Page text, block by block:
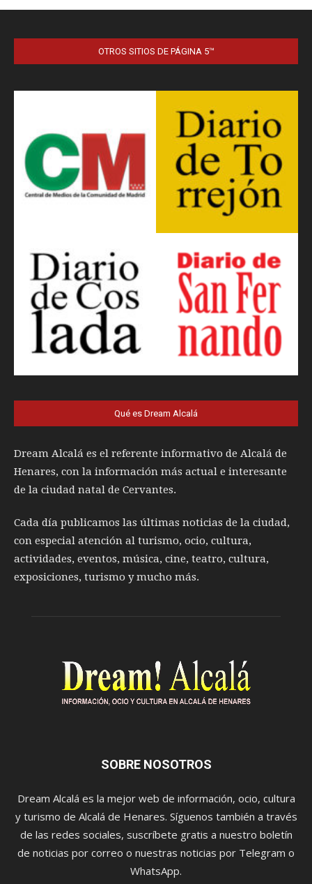
OTROS SITIOS DE PÁGINA 5™
Qué es Dream Alcalá
Dream Alcalá es el referente informativo de Alcalá de
Henares, con la información más actual e interesante
de la ciudad natal de Cervantes.
Cada día publicamos las últimas noticias de la ciudad,
con especial atención al turismo, ocio, cultura,
actividades, eventos, música, cine, teatro, cultura,
exposiciones, turismo y mucho más.
SOBRE NOSOTROS
Dream Alcalá es la mejor web de información, ocio, cultura
y turismo de Alcalá de Henares. Síguenos también a través
de las redes sociales, suscríbete gratis a nuestro boletín
de noticias por correo o nuestras noticias por Telegram o
WhatsApp.